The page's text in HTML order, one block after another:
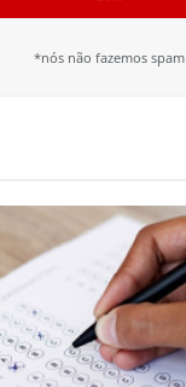
*nós não fazemos spam